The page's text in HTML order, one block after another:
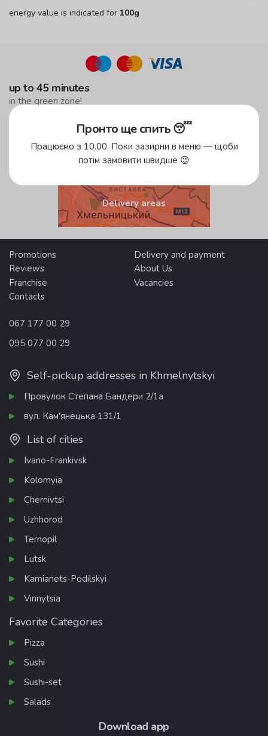
energy value is indicated for 100g
up to 45 minutes
in the green zone!
up to 59 minutes
in the yellow zone
free delivery
Delivery areas
Promotions
Delivery and payment
Reviews
About Us
Franchise
Vacancies
Contacts
067 177 00 29
095 077 00 29
Self-pickup addresses in Khmelnytskyi
Провулок Степана Бандери 2/1а
вул. Кам'янецька 131/1
List of cities
Ivano-Frankivsk
Kolomyia
Chernivtsi
Uzhhorod
Ternopil
Lutsk
Kamianets-Podilskyi
Vinnytsia
Favorite Categories
Pizza
Sushi
Sushi-set
Salads
Download app
Пронто ще спить 😴
Працюємо з 10.00. Поки зазирни в меню — щоби
потім замовити швидше 😉